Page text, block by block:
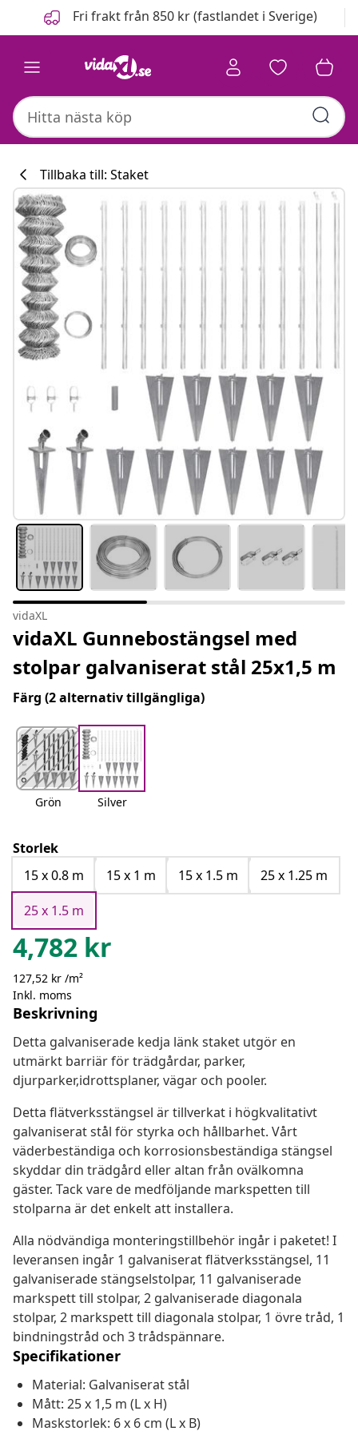
FöregåendeFri frakt från 850 kr (fastlandet i Sverige)
Tillbaka till: Staket
vidaXL
vidaXL Gunnebostängsel med
stolpar galvaniserat stål 25x1,5 m
Färg (2 alternativ tillgängliga)
Grön Silver
Storlek
15 x 0.8 m
15 x 1 m 15 x 1.5 m
25 x 1.25 m
25 x 1.5 m
4,782 kr
127,52 kr /m²
Inkl. moms
Beskrivning
Detta galvaniserade kedja länk staket utgör en
utmärkt barriär för trädgårdar, parker,
djurparker,idrottsplaner, vägar och pooler.
Detta flätverksstängsel är tillverkat i högkvalitativt
galvaniserat stål för styrka och hållbarhet. Vårt
väderbeständiga och korrosionsbeständiga stängsel
skyddar din trädgård eller altan från ovälkomna
gäster. Tack vare de medföljande markspetten till
stolparna är det enkelt att installera.
Alla nödvändiga monteringstillbehör ingår i paketet! I
leveransen ingår 1 galvaniserat flätverksstängsel, 11
galvaniserade stängselstolpar, 11 galvaniserade
markspett till stolpar, 2 galvaniserade diagonala
stolpar, 2 markspett till diagonala stolpar, 1 övre tråd, 1
bindningstråd och 3 trådspännare.
Specifikationer
Material: Galvaniserat stål
Mått: 25 x 1,5 m (L x H)
Maskstorlek: 6 x 6 cm (L x B)